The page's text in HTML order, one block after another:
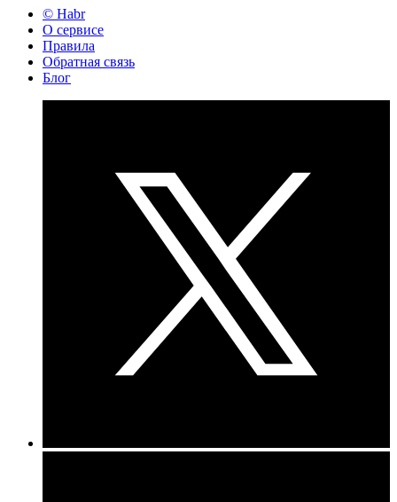
© Habr
О сервисе
Правила
Обратная связь
Блог